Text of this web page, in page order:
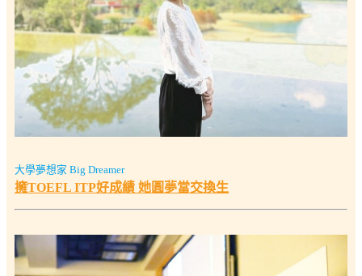
大學夢想家 Big Dreamer
擁TOEFL ITP好成績 她圓夢當交換生